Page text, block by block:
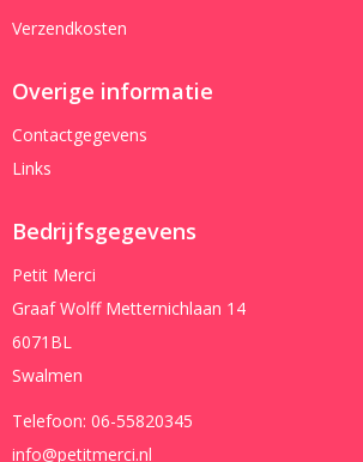
Verzendkosten
Overige informatie
Contactgegevens
Links
Bedrijfsgegevens
Petit Merci
Graaf Wolff Metternichlaan 14
6071BL
Swalmen
Telefoon: 06-55820345
info@petitmerci.nl